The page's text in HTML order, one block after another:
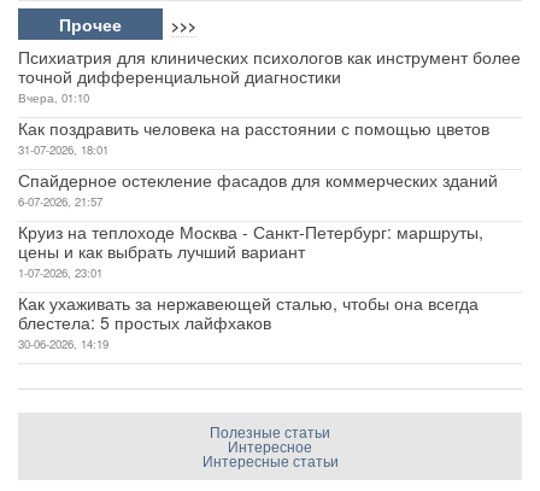
Прочее >>>
Психиатрия для клинических психологов как инструмент более
точной дифференциальной диагностики
Вчера, 01:10
Как поздравить человека на расстоянии с помощью цветов
31-07-2026, 18:01
Спайдерное остекление фасадов для коммерческих зданий
6-07-2026, 21:57
Круиз на теплоходе Москва - Санкт-Петербург: маршруты,
цены и как выбрать лучший вариант
1-07-2026, 23:01
Как ухаживать за нержавеющей сталью, чтобы она всегда
блестела: 5 простых лайфхаков
30-06-2026, 14:19
Полезные статьи
Интересное
Интересные статьи